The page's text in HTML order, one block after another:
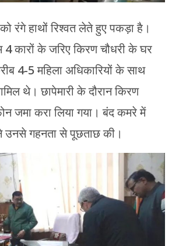
रंगे हाथों रिश्वत लेते हुए पकड़ा है।
4 कारों के जरिए किरण चौधरी के घर
4-5 महिला अधिकारियों के साथ
थे। छापेमारी के दौरान किरण
जमा करा लिया गया। बंद कमरे में
उनसे गहनता से पूछताछ की।